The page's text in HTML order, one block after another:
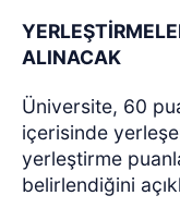
ALINACAK
Üniversite, 60
içerisinde
yerleştirme
belirlendiğini